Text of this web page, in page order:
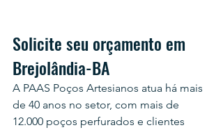
Solicite seu orçamento em
Brejolândia-BA
A PAAS Poços Artesianos atua há mais
de 40 anos no setor, com mais de
12.000 poços perfurados e clientes